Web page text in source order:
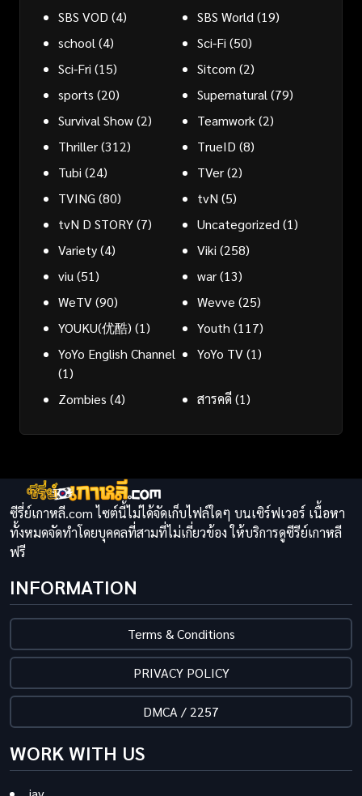
SBS VOD (4) SBS World (19)
school (4) Sci-Fi (50)
Sci-Fri (15) Sitcom (2)
sports (20) Supernatural (79)
Survival Show(2) Teamwork (2)
Thriller(312) TrueID (8)
Tubi (24) TVer(2)
TVING (80) tvN (5)
tvN D STORY(7) Uncategorized (1)
Variety(4) Viki (258)
viu (51) war(13)
WeTV(90) Wevve (25)
YOUKU(优酷) (1) Youth (117)
YoYo English Channel
(1)
YoYo TV(1)
Zombies (4) สารคดี(1)
ซีรี่ย์เกาหลี.com ไซต์นี้ไม่ได้จัดเก็บไฟล์ใดๆ บนเซิร์ฟเวอร์ เนื้อหา
ทั้งหมดจัดทำโดยบุคคลที่สามที่ไม่เกี่ยวข้อง ให้บริการดูซีรีย์เกาหลี
ฟรี
INFORMATION
Terms & Conditions
PRIVACY POLICY
DMCA / 2257
WORK WITH US